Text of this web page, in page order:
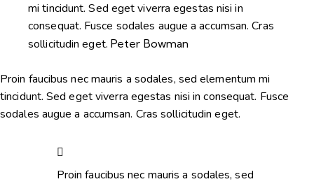
mi tincidunt. Sed eget viverra egestas nisi in
consequat. Fusce sodales augue a accumsan. Cras
sollicitudin eget. Peter Bowman
Proin faucibus nec mauris a sodales, sed elementum mi
tincidunt. Sed eget viverra egestas nisi in consequat. Fusce
sodales augue a accumsan. Cras sollicitudin eget.
Proin faucibus nec mauris a sodales, sed